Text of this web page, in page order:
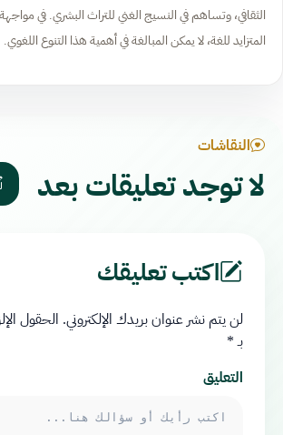
الثقافي، وتساهم في النسيج الغني للتراث البشري. في
المتزايد للغة، لا يمكن المبالغة في أهمية هذا التنوع اللغوي.
النقاشات
لا توجد تعليقات بعد
اكتب تعليقك
لن يتم نشر عنوان بريدك الإلكتروني. الحقول
بـ*
التعليق